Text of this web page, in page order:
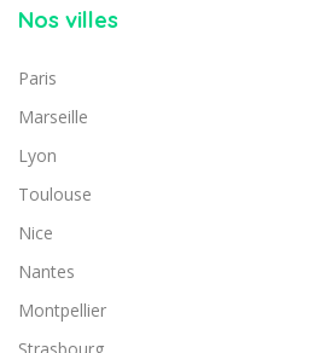
Nos villes
Paris
Marseille
Lyon
Toulouse
Nice
Nantes
Montpellier
Strasbourg